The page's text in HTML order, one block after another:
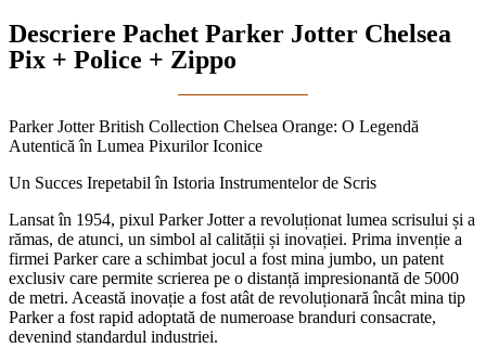
Descriere Pachet Parker Jotter Chelsea
Pix + Police + Zippo
Parker Jotter British Collection Chelsea Orange: O Legendă
Autentică în Lumea Pixurilor Iconice
Un Succes Irepetabil în Istoria Instrumentelor de Scris
Lansat în 1954, pixul Parker Jotter a revoluționat lumea scrisului și a
rămas, de atunci, un simbol al calității și inovației. Prima invenție a
firmei Parker care a schimbat jocul a fost mina jumbo, un patent
exclusiv care permite scrierea pe o distanță impresionantă de 5000
de metri. Această inovație a fost atât de revoluționară încât mina tip
Parker a fost rapid adoptată de numeroase branduri consacrate,
devenind standardul industriei.